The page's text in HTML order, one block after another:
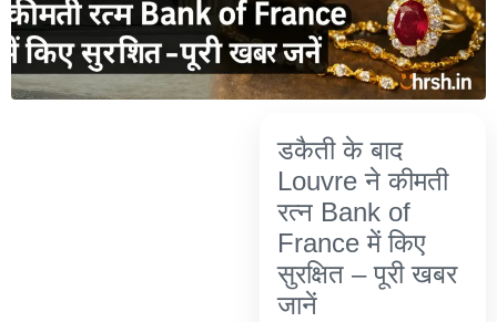
डकैती के बाद
Louvre ने कीमती
रत्न Bank of
France में किए
सुरक्षित – पूरी खबर
जानें